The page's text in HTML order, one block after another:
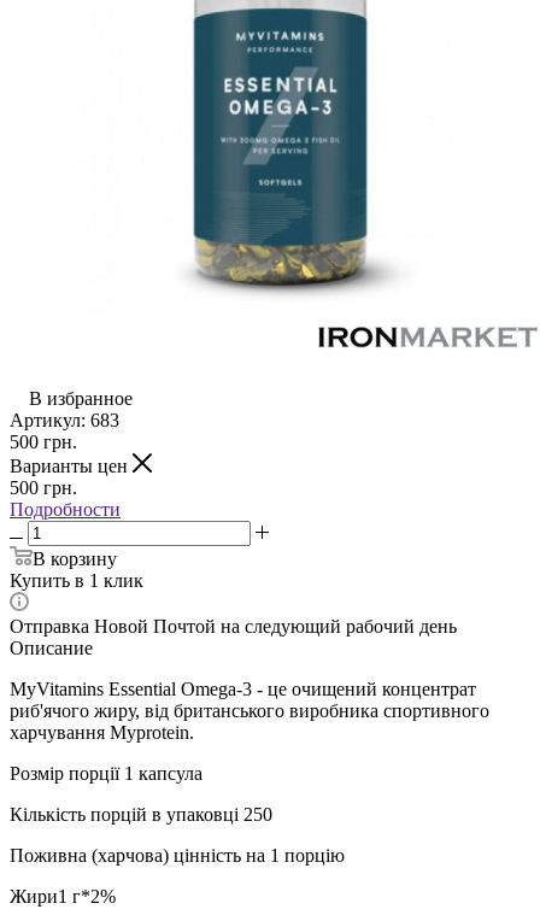
В избранное
Артикул: 683
500 грн.
Варианты цен
500 грн.
Подробности
В корзину
Купить в 1 клик
Отправка Новой Почтой на следующий рабочий день
Описание
MyVitamins Essential Omega-3 - це очищений концентрат
риб'ячого жиру, від британського виробника спортивного
харчування Myprotein.
Розмір порції 1 капсула
Кількість порцій в упаковці 250
Поживна (харчова) цінність на 1 порцію
Жири1 г*2%